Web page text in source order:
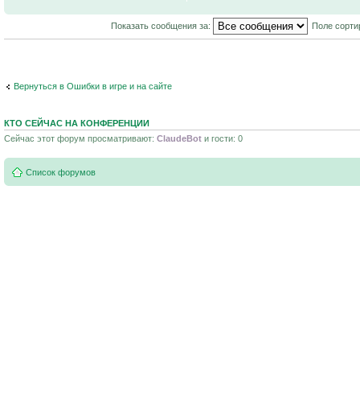
Показать сообщения за: Поле
Вернуться в Ошибки в игре и на сайте
КТО СЕЙЧАС НА КОНФЕРЕНЦИИ
Сейчас этот форум просматривают: ClaudeBot и гости: 0
Список форумов